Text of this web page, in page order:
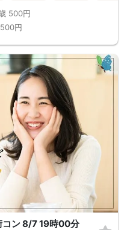
500円
円
コン 8/7 19時00分